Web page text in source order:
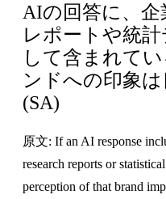
AIの回答に、
レポートや統
して含まれて
ンドへの印象
(SA)
原文: If an AI response
research reports or
perception of that brand